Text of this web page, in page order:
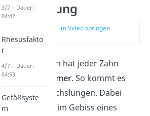
zur Stelle im Video springen
(00:50)
Zahnmedizin hat jeder Zahn
eigene
Nummer. So kommt es
zu Verwechslungen. Dabei
die Zähne im Gebiss eines
3/7 – Dauer:
04:42
Rhesusfakto
r
4/7 – Dauer:
04:53
Gefäßsyste
m